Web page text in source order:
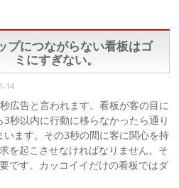
プにつながらない看板はゴ
ミにすぎない。
14
広告と言われます。看板が客の目に
3秒以内に行動に移らなかったら通り
います。その3秒の間に客に関心を持
を起こさせなければなりません。そ
です。カッコイイだけの看板ではダ